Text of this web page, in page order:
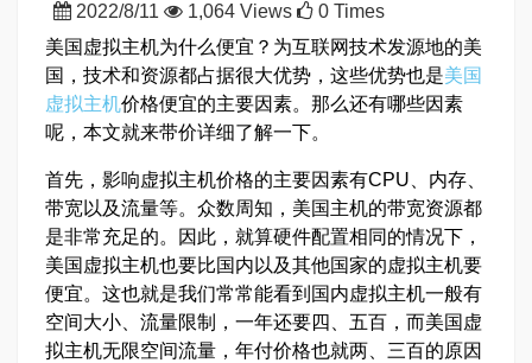
2022/8/11 1,064 Views
0 Times
美国虚拟主机为什么便宜？为互联网技术发源地的美
国，技术和资源都占据很大优势，这些优势也是美国
虚拟主机价格便宜的主要因素。那么还有哪些因素
呢，本文就来带价详细了解一下。
首先，影响虚拟主机价格的主要因素有CPU、内存、
带宽以及流量等。众数周知，美国主机的带宽资源都
是非常充足的。因此，就算硬件配置相同的情况下，
美国虚拟主机也要比国内以及其他国家的虚拟主机要
便宜。这也就是我们常常能看到国内虚拟主机一般有
空间大小、流量限制，一年还要四、五百，而美国虚
拟主机无限空间流量，年付价格也就两、三百的原因